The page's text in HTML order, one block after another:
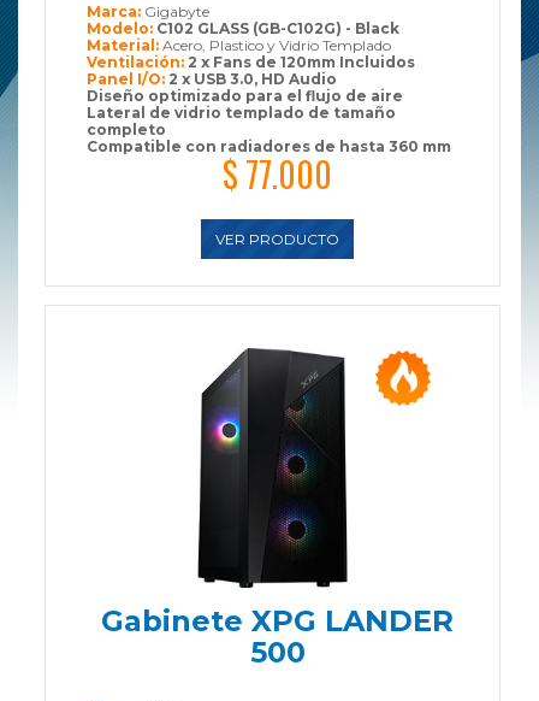
$ 77.000
VER PRODUCTO
Marca: Gigabyte
Modelo: C102 GLASS (GB-C102G) - Black
Material: Acero, Plastico y Vidrio Templado
Ventilación: 2 x Fans de 120mm Incluidos
Panel I/O: 2 x USB 3.0, HD Audio
Diseño optimizado para el flujo de aire
Lateral de vidrio templado de tamaño
completo
Compatible con radiadores de hasta 360 mm
Gabinete XPG LANDER
500